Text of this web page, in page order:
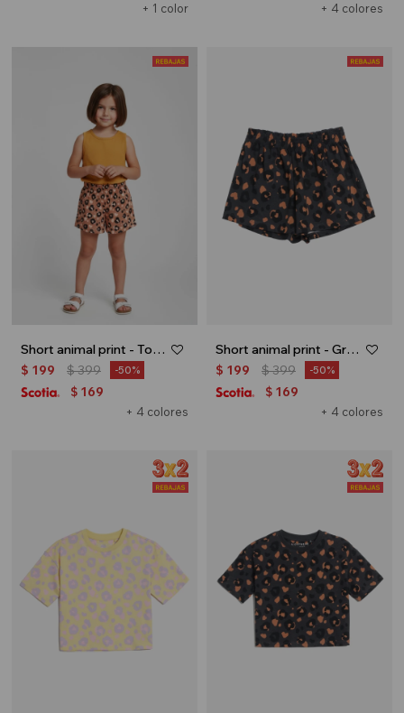
+ 1 color + 4 colores
Short animal print - Tostado
+ 4 colores
$ 199 $399 50
$ 169
Short animal print - Gris oscuro
+ 4 colores
$ 199 $399 50
$ 169